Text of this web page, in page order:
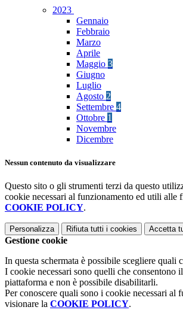
2023
Gennaio
Febbraio
Marzo
Aprile
Maggio 3
Giugno
Luglio
Agosto 2
Settembre 4
Ottobre 1
Novembre
Dicembre
Nessun contenuto da visualizzare
Questo sito o gli strumenti terzi da questo
cookie necessari al funzionamento ed utili alle
COOKIE POLICY.
Personalizza Rifiuta tutti i cookies Accetta
Gestione cookie
In questa schermata è possibile scegliere quali
I cookie necessari sono quelli che consentono
piattaforma e non è possibile disabilitarli.
Per conoscere quali sono i cookie necessari al
visionare la COOKIE POLICY.